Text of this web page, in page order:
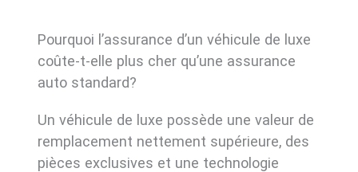
Pourquoi l’assurance d’un véhicule de luxe
coûte-t-elle plus cher qu’une assurance
auto standard?
Un véhicule de luxe possède une valeur de
remplacement nettement supérieure, des
pièces exclusives et une technologie